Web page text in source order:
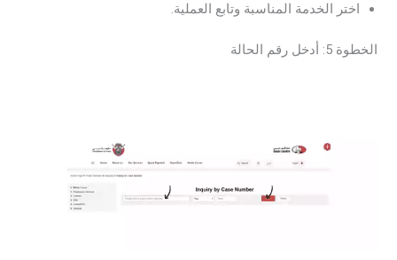
اختر الخدمة المناسبة وتابع العملية.
الخطوة 5: أدخل رقم الحالة